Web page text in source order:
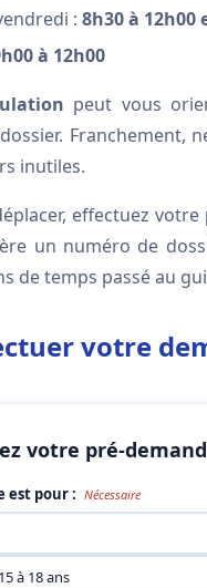
: 8h30 à 12h00
à 12h00
peut vous
Franchement,
inutiles.
effectuez votre
un numéro de
de temps passé au
votre
votre pré-
est pour : Nécessaire
à 18 ans